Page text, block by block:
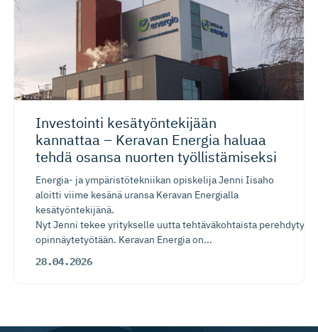
Investointi kesätyönte­kijään
kannattaa – Keravan Energia haluaa
tehdä osansa nuorten työllistä­miseksi
Energia- ja ympäristötekniikan opiskelija Jenni Iisaho
aloitti viime kesänä uransa Keravan Energialla
kesätyöntekijänä.
Nyt Jenni tekee yritykselle uutta tehtäväkohtaista
opinnäytetyötään. Keravan Energia on...
28.04.2026